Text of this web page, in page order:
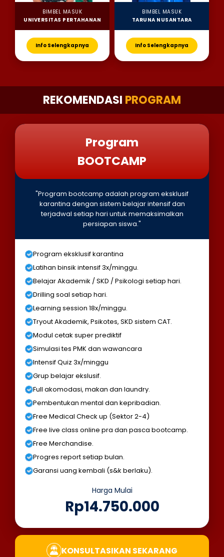
BIMBEL MASUK
UNIVERSITAS PERTAHANAN
Info Selengkapnya
BIMBEL MASUK
TARUNA NUSANTARA
Info Selengkapnya
REKOMENDASI PROGRAM
Program
BOOTCAMP
"Program bootcamp adalah program eksklusif
karantina dengan sistem belajar intensif dan
terjadwal setiap hari untuk memaksimalkan
persiapan siswa."
Program eksklusif karantina
Latihan binsik intensif 3x/minggu.
Belajar Akademik / SKD / Psikologi setiap hari.
Drilling soal setiap hari.
Learning session 18x/minggu.
Tryout Akademik, Psikotes, SKD sistem CAT.
Modul cetak super prediktif
Simulasi tes PMK dan wawancara
Intensif Quiz 3x/minggu
Grup belajar ekslusif.
Full akomodasi, makan dan laundry.
Pembentukan mental dan kepribadian.
Free Medical Check up (Sektor 2-4)
Free live class online pra dan pasca bootcamp.
Free Merchandise.
Progres report setiap bulan.
Garansi uang kembali (s&k berlaku).
Harga Mulai
Rp14.750.000
KONSULTASIKAN SEKARANG